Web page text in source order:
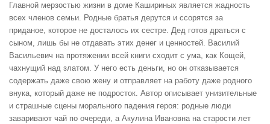
Главной мерзостью жизни в доме Кашириных является жадность
всех членов семьи. Родные братья дерутся и ссорятся за
приданое, которое не досталось их сестре. Дед готов драться с
сыном, лишь бы не отдавать этих денег и ценностей. Василий
Васильевич на протяжении всей книги сходит с ума, как Кощей,
чахнущий над златом. У него есть деньги, но он отказывается
содержать даже свою жену и отправляет на работу даже родного
внука, который даже не подросток. Автор описывает унизительные
и страшные сцены морального падения героя: родные люди
заваривают чай по очереди, а Акулина Ивановна на старости лет